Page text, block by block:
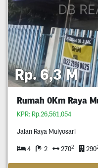
Rp. 6,3 M
Rumah 0Km Raya
KPR: Rp.26,561,054
Jalan Raya Mulyosari
4 2 2702 290